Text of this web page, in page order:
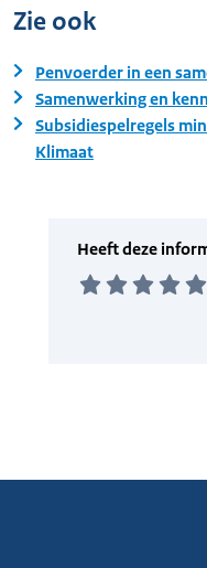
Zie ook
Penvoerder in een
Samenwerking en
Subsidiespelregels
Klimaat